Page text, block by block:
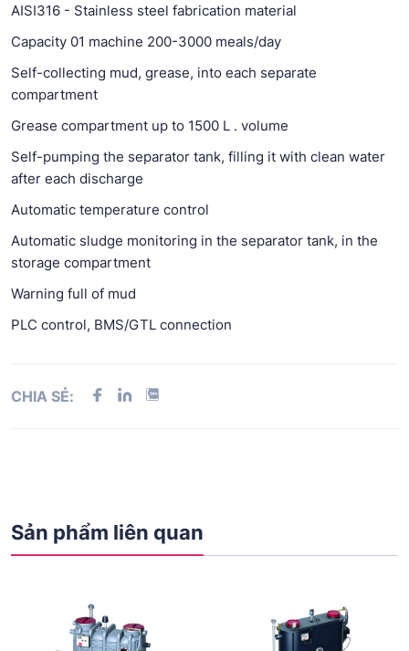
AISI316 - Stainless steel fabrication material
Capacity 01 machine 200-3000 meals/day
Self-collecting mud, grease, into each separate
compartment
Grease compartment up to 1500 L . volume
Self-pumping the separator tank, filling it with clean water
after each discharge
Automatic temperature control
Automatic sludge monitoring in the separator tank, in the
storage compartment
Warning full of mud
PLC control, BMS/GTL connection
CHIA SẺ:
Sản phẩm liên quan